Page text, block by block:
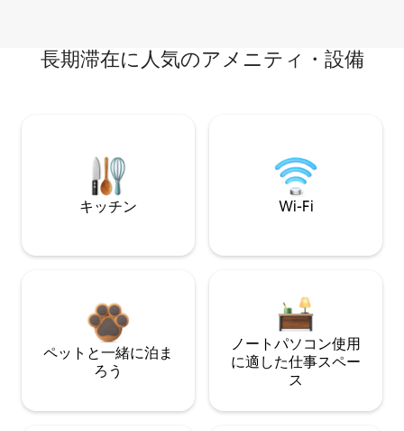
長期滞在に人気のアメニティ・設備
キッチン Wi-Fi
ペットと一緒に泊ま
ろう
ノートパソコン使用
に適した仕事スペー
ス